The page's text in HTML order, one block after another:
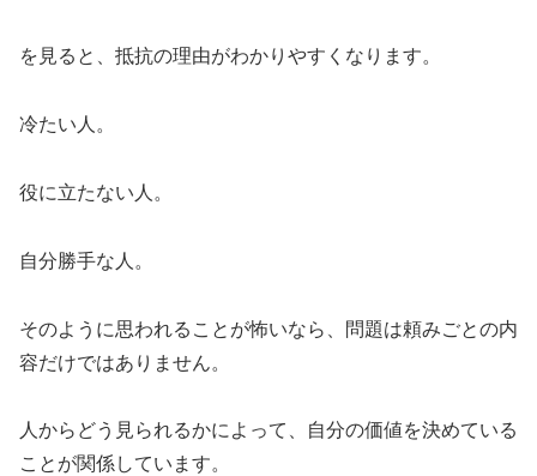
を見ると、抵抗の理由がわかりやすくなります。
冷たい人。
役に立たない人。
自分勝手な人。
そのように思われることが怖いなら、問題は頼みごとの内
容だけではありません。
人からどう見られるかによって、自分の価値を決めている
ことが関係しています。